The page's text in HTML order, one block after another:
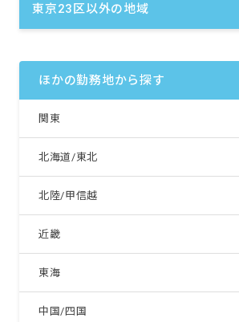
年収569万円／32歳／入職
東京23区以外の地域
ほかの勤務地から探す
関東
北海道/東北
北陸/甲信越
近畿
東海
中国/四国